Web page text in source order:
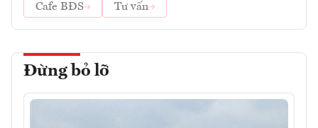
Cafe BĐS
Tư vấn
Đừng bỏ lỡ